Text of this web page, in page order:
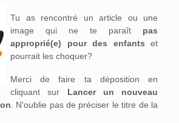
Tu as rencontré un article ou une
image qui ne te paraît pas
approprié(e) pour des enfants et
pourrait les choquer?
Merci de faire ta déposition en
cliquant sur Lancer un nouveau
. N'oublie pas de préciser le titre de la